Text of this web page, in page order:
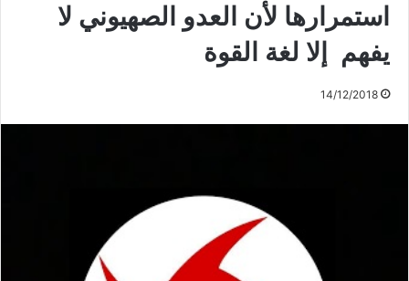
استمرارها لأن العدو الصهيوني لا
يفهم إلا لغة القوة
14/12/2018